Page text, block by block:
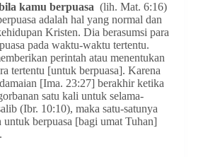
kamu berpuasa (lih. Mat. 6:16)
adalah hal yang normal dan
Kristen. Dia berasumsi para
pada waktu-waktu tertentu.
perintah atau menentukan
tertentu [untuk berpuasa]. Karena
[Ima. 23:27] berakhir ketika
satu kali untuk selama-
(Ibr. 10:10), maka satu-satunya
berpuasa [bagi umat Tuhan]